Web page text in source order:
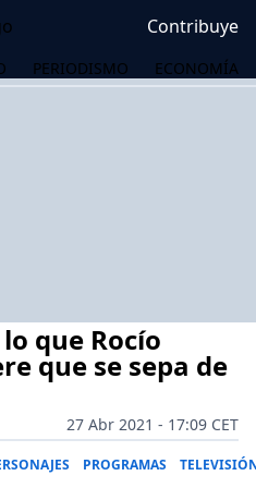
Contribuye
PERIODISMO ECONOMÍA
que Rocío
que se sepa de
27 Abr 2021 - 17:09 CET
PROGRAMAS